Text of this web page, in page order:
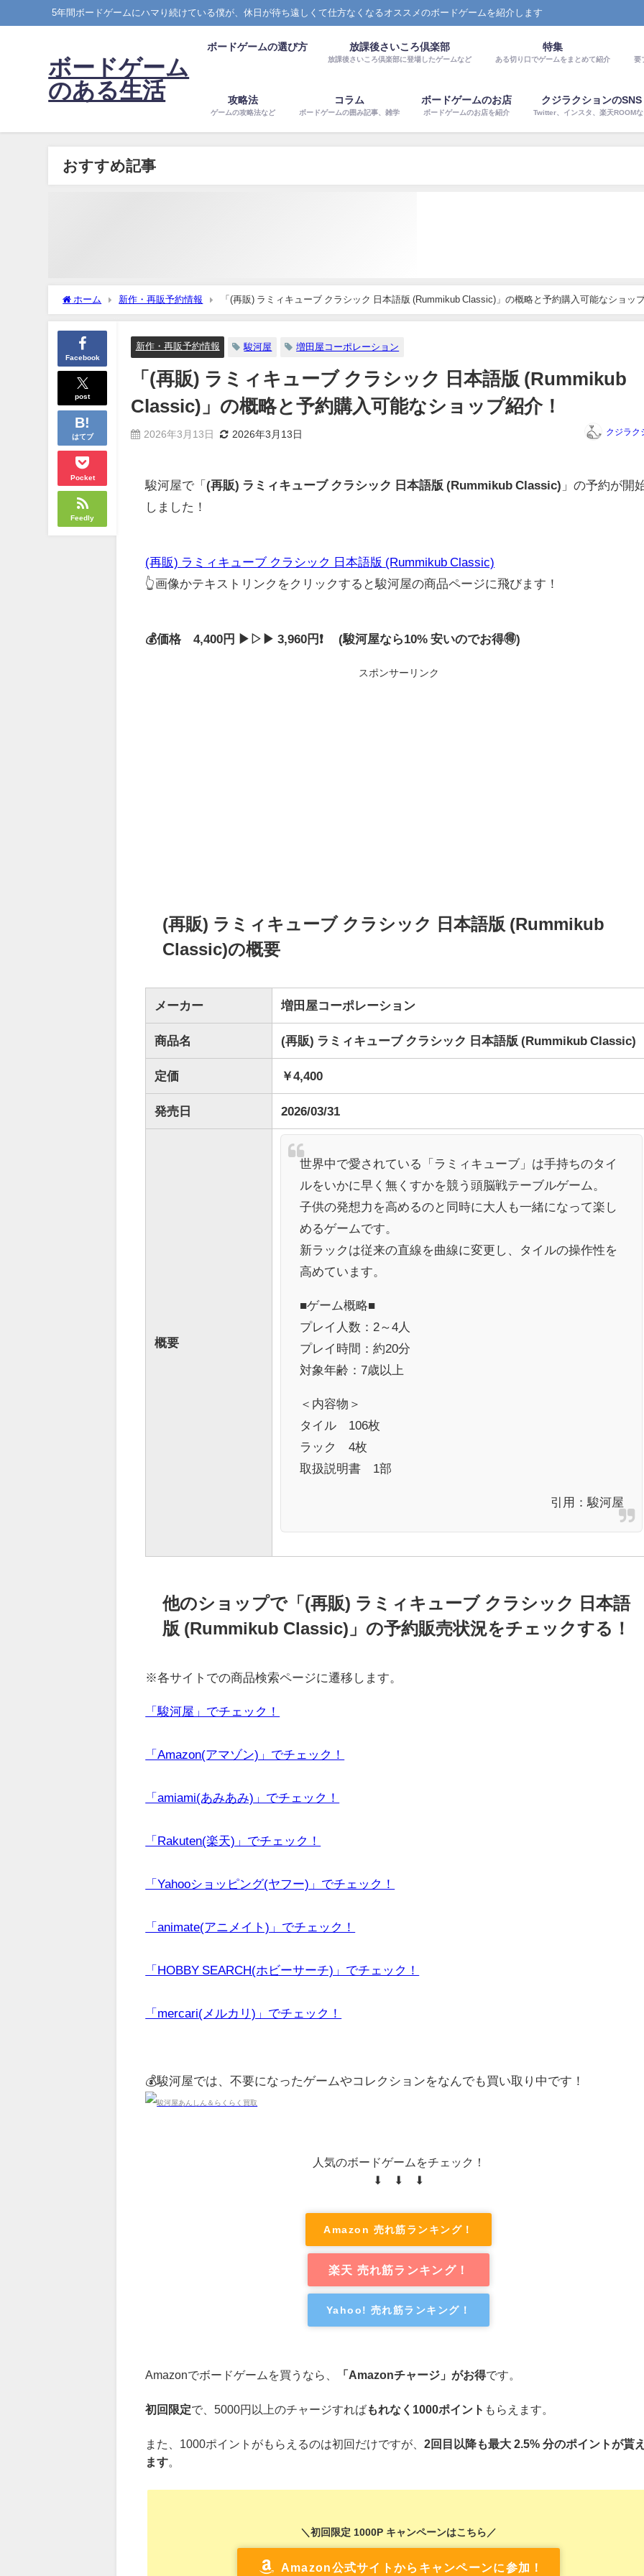
5年間ボードゲームにハマり続けている僕が、休日が待ち遠しくて仕方なくなるオススメのボードゲームを紹介します
ボードゲーム
のある生活
ボードゲームの選び方 放課後さいころ倶楽部
放課後さいころ倶楽部に登場したゲームなど
特集
ある切り口でゲームをまとめて紹介 要
攻略法
ゲームの攻略法など
コラム
ボードゲームの囲み記事、雑学
ボードゲームのお店
ボードゲームのお店を紹介
クジラクションのSNS
Twitter、インスタ、楽天ROOM
おすすめ記事
ホーム 新作・再販予約情報
「(再販) ラミィキューブ クラシック 日本語版 (Rummikub Classic)」の概略と予約購入可能なショッ
介！
Facebook
post
はてブ
Pocket
Feedly
新作・再販予約情報 駿河屋 増田屋コーポレーション
「(再販) ラミィキューブ クラシック 日本語版 (Rummikub
Classic)」の概略と予約購入可能なショップ紹介！
2026年3月13日 2026年3月13日 クジラク
駿河屋で「(再販) ラミィキューブ クラシック 日本語版 (Rummikub Classic) 」の予約が開
しました！
(再販) ラミィキューブ クラシック 日本語版 (Rummikub Classic)
👆画像かテキストリンクをクリックすると駿河屋の商品ページに飛びます！
💰価格 4,400円 ▶▷▶ 3,960円❗ (駿河屋なら10% 安いのでお得🉐)
スポンサーリンク
(再販) ラミィキューブ クラシック 日本語版 (Rummikub
Classic)の概要
メーカー 増田屋コーポレーション
商品名 (再販) ラミィキューブ クラシック 日本語版 (Rummikub Classic)
定価 ￥4,400
発売日 2026/03/31
概要
世界中で愛されている「ラミィキューブ」は手持ちのタイ
ルをいかに早く無くすかを競う頭脳戦テーブルゲーム。
子供の発想力を高めるのと同時に大人も一緒になって楽し
めるゲームです。
新ラックは従来の直線を曲線に変更し、タイルの操作性を
高めています。
■ゲーム概略■
プレイ人数：2～4人
プレイ時間：約20分
対象年齢：7歳以上
＜内容物＞
タイル 106枚
ラック 4枚
取扱説明書 1部
引用： 駿河屋
他のショップで「(再販) ラミィキューブ クラシック 日本語
版 (Rummikub Classic)」の予約販売状況をチェックする！
※各サイトでの商品検索ページに遷移します。
「駿河屋」でチェック！
「Amazon(アマゾン)」でチェック！
「amiami(あみあみ)」でチェック！
「Rakuten(楽天)」でチェック！
「Yahooショッピング(ヤフー)」でチェック！
「animate(アニメイト)」でチェック！
「HOBBY SEARCH(ホビーサーチ)」でチェック！
「mercari(メルカリ)」でチェック！
💰駿河屋では、不要になったゲームやコレクションをなんでも買い取り中です！
人気のボードゲームをチェック！
⬇ ⬇ ⬇
Amazon 売れ筋ランキング！
楽天 売れ筋ランキング！
Yahoo! 売れ筋ランキング！
Amazonでボードゲームを買うなら、 「Amazonチャージ」がお得です。
初回限定で、5000円以上のチャージすればもれなく1000ポイント もらえます。
また、1000ポイントがもらえるのは初回だけですが、2回目以降も最大 2.5% 分のポイントが貰
ます
＼初回限定 1000P キャンペーンはこちら／
Amazon公式サイトからキャンペーンに参加！